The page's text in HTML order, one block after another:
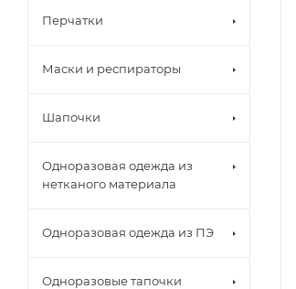
Перчатки
Маски и респираторы
Шапочки
Одноразовая одежда из
нетканого материала
Одноразовая одежда из ПЭ
Одноразовые тапочки